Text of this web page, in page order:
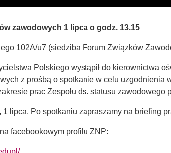
zawodowych 1 lipca o godz. 13.15
102A/u7 (siedziba Forum Związków
Polskiego wystąpił do kierownictwa
z prośbą o spotkanie w celu uzgodnienia
prac Zespołu ds. statusu zawodowego
lipca. Po spotkaniu zapraszamy na briefing
facebookowym profilu ZNP: